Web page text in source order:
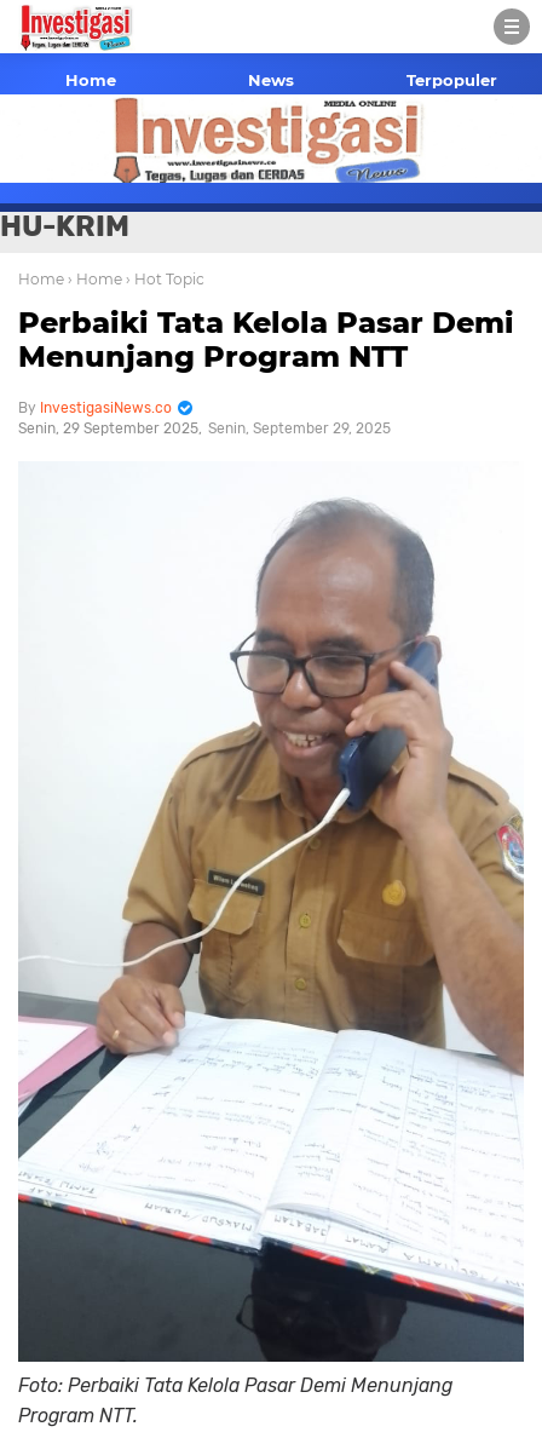
Home News Terpopuler
HU-KRIM
Home › Home › Hot Topic
Perbaiki Tata Kelola Pasar Demi
Menunjang Program NTT
InvestigasiNews.co
Senin, 29 September 2025 Senin, September 29, 2025
Foto: Perbaiki Tata Kelola Pasar Demi Menunjang
Program NTT.